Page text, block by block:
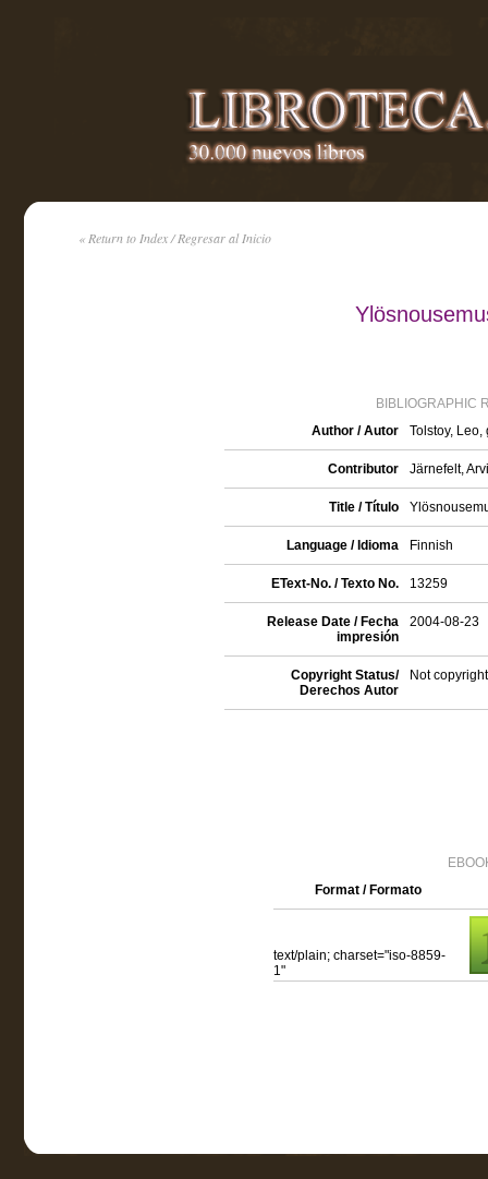
« Return to Index / Regresar al Inicio
BIBLIOGRAPHIC
Author / Autor
Tolstoy,
Contributor Järnefelt,
Title / Título
Language / Idioma Finnish
EText-No. / Texto No. 13259
Release Date / Fecha
impresión
2004-08-23
Copyright Status/
Derechos Autor
Not
Format / Formato
text/plain; charset="iso-8859-
1"